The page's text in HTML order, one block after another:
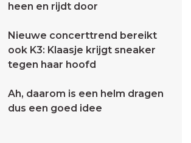
heen en rijdt door
Nieuwe concerttrend bereikt
ook K3: Klaasje krijgt sneaker
tegen haar hoofd
Ah, daarom is een helm dragen
dus een goed idee